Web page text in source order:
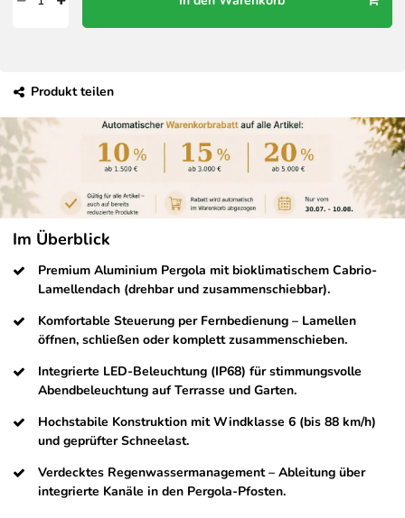
Produkt teilen
Im Überblick
Premium Aluminium Pergola mit bioklimatischem Cabrio-
Lamellendach (drehbar und zusammenschiebbar).
Komfortable Steuerung per Fernbedienung – Lamellen
öffnen, schließen oder komplett zusammenschieben.
Integrierte LED-Beleuchtung (IP68) für stimmungsvolle
Abendbeleuchtung auf Terrasse und Garten.
Hochstabile Konstruktion mit Windklasse 6 (bis 88 km/h)
und geprüfter Schneelast.
Verdecktes Regenwassermanagement – Ableitung über
integrierte Kanäle in den Pergola-Pfosten.